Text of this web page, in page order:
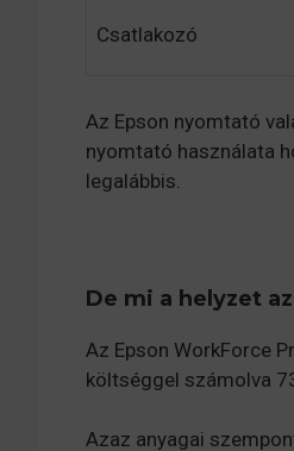
Csatlakozó
Az Epson nyomtató
nyomtató használata
legalábbis.
De mi a helyzet
Az Epson WorkForce
költséggel számolva
Azaz anyagai